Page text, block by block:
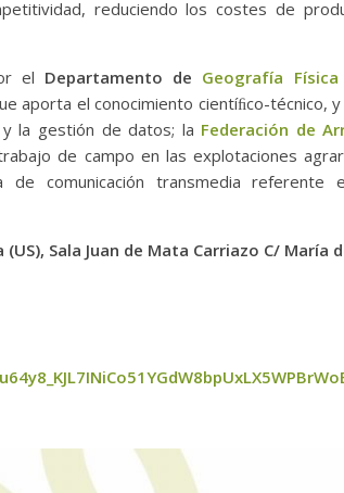
reduciendo los costes de
el Departamento de Geografía
aporta el conocimiento cientíﬁco-técnico,
la gestión de datos; la Federación de
de campo en las explotaciones
de comunicación transmedia
Sala Juan de Mata Carriazo C/ María